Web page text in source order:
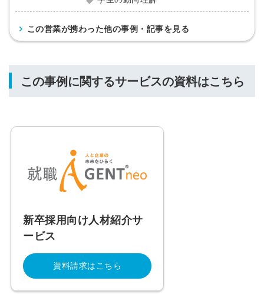
この営業が携わった他の事例・記事を見る
この事例に関するサービスの資料はこちら
新卒採用向け人材紹介サ
ービス
資料請求はこちら